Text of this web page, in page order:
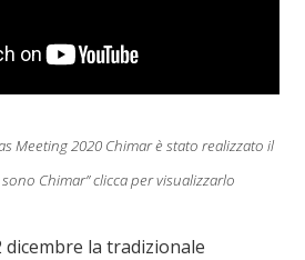
Meeting 2020 Chimar è stato realizzato il
Chimar” clicca per visualizzarlo
dicembre la tradizionale